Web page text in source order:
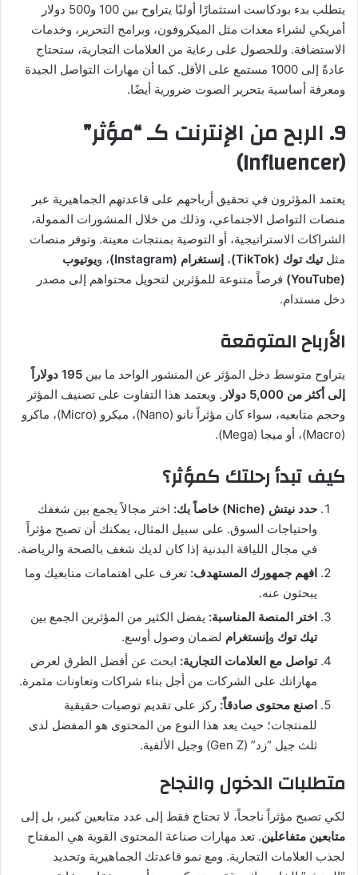
يتطلب بدء بودكاست استثمارًا أوليًا يتراوح بين 100 و500 دولار
أمريكي لشراء معدات مثل الميكروفون، وبرامج التحرير، وخدمات
الاستضافة. وللحصول على رعاية من العلامات التجارية، ستحتاج
عادةً إلى 1000 مستمع على الأقل. كما أن مهارات التواصل الجيدة
ومعرفة أساسية بتحرير الصوت ضرورية أيضًا.
9. الربح من الإنترنت كـ “مؤثر”
(Influencer)
يعتمد المؤثرون في تحقيق أرباحهم على قاعدتهم الجماهيرية عبر
منصات التواصل الاجتماعي، وذلك من خلال المنشورات الممولة،
الشراكات الاستراتيجية، أو التوصية بمنتجات معينة. وتوفر منصات
مثلتيك توك (TikTok) ، إنستغرام (Instagram) ، ويوتيوب
(YouTube)
فرصاً متنوعة للمؤثرين لتحويل محتواهم إلى مصدر
دخل مستدام.
الأرباح المتوقعة
يتراوح متوسط دخل المؤثر عن المنشور الواحد ما بين
195 دولاراً
إلى أكثر من 5,000 دولار
. ويعتمد هذا التفاوت على تصنيف المؤثر
وحجم متابعيه، سواء كان مؤثراً نانو (Nano)، ميكرو (Micro)، ماكرو
(Macro)، أو ميجا (Mega).
كيف تبدأ رحلتك كمؤثر؟
حدد نيتش (Niche) خاصاً بك:
اختر مجالاً يجمع بين شغفك
واحتياجات السوق. على سبيل المثال، يمكنك أن تصبح مؤثراً
في مجال اللياقة البدنية إذا كان لديك شغف بالصحة والرياضة.
افهم جمهورك المستهدف: تعرف على اهتمامات متابعيك وما
يبحثون عنه.
اختر المنصة المناسبة: يفضل الكثير من المؤثرين الجمع بين
تيك توك وإنستغرام لضمان وصول أوسع.
تواصل مع العلامات التجارية: ابحث عن أفضل الطرق لعرض
مهاراتك على الشركات من أجل بناء شراكات وتعاونات مثمرة.
اصنع محتوى صادقاً: ركز على تقديم توصيات حقيقية
للمنتجات؛ حيث يعد هذا النوع من المحتوى هو المفضل لدى
ثلث جيل “زد” (Gen Z) وجيل الألفية.
متطلبات الدخول والنجاح
لكي تصبح مؤثراً ناجحاً، لا تحتاج فقط إلى عدد متابعين كبير، بل إلى
متابعين متفاعلين. تعد مهارات صناعة المحتوى القوية هي المفتاح
لجذب العلامات التجارية. ومع نمو قاعدتك الجماهيرية وتحديد